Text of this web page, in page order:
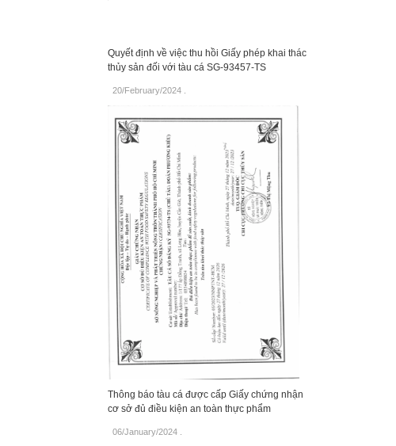
Quyết định về việc thu hồi Giấy phép khai thác
thủy sản đối với tàu cá SG-93457-TS
20/February/2024.
Thông báo tàu cá được cấp Giấy chứng nhận
cơ sở đủ điều kiện an toàn thực phẩm
06/January/2024.